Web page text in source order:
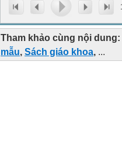
Tham khảo cùng nội dung:
mẫu, Sách giáo khoa, ...